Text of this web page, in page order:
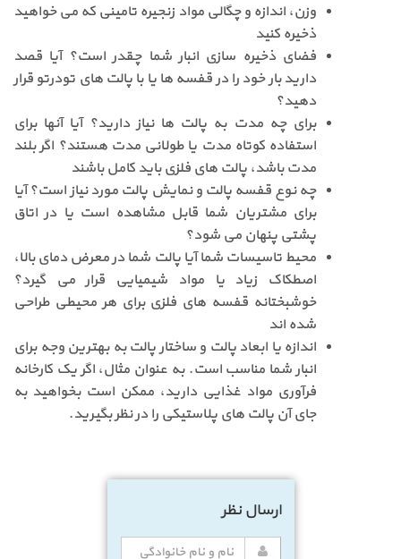
وزن، اندازه و چگالی مواد زنجیره تامینی که می خواهید
ذخیره کنید
فضای ذخیره سازی انبار شما چقدر است؟ آیا قصد
دارید بار خود را در قفسه ها یا با پالت های تودرتوقرار
دهید؟
برای چه مدت به پالت ها نیاز دارید؟ آیا آنها برای
استفاده کوتاه مدت یا طولانی مدت هستند؟ اگر بلند
مدت باشد، پالت های فلزی باید کامل باشند
چه نوع قفسه پالت و نمایش پالت مورد نیاز است؟ آیا
برای مشتریان شما قابل مشاهده است یا در اتاق
پشتی پنهان می شود؟
محیط تاسیسات شما آیا پالت شما در معرض دمای بالا،
اصطکاک زیاد یا مواد شیمیایی قرار می گیرد؟
خوشبختانه قفسه های فلزی برای هر محیطی طراحی
شده اند
اندازه یا ابعاد پالت و ساختار پالت به بهترین وجه برای
انبار شما مناسب است. به عنوان مثال، اگر یک کارخانه
فرآوری مواد غذایی دارید، ممکن است بخواهید به
جای آن پالت های پلاستیکی را در نظر بگیرید.
ارسال نظر